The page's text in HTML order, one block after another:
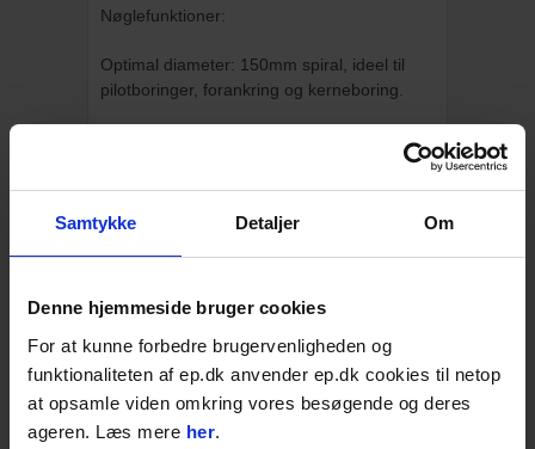
Samtykke Detaljer Om
Denne hjemmeside bruger cookies
For at kunne forbedre brugervenligheden og
funktionaliteten af ep.dk anvender ep.dk cookies til netop
at opsamle viden omkring vores besøgende og deres
ageren. Læs mere her.
Nøglefunktioner:
Optimal diameter: 150mm spiral, ideel til
pilotboringer, forankring og kerneboring.
forstærket aksel giver maksimal holdbarhed.
Kompatibel med ADC-enheder: Udviklet til
at passe direkte til Epirocs S1
bordrivmotorer – nem montering og drift.
Alsidige anvendelser: Perfekt til montering
af hegn, fundamentboringer og
installationsarbejde på steder med
begrænset adgang.
Øg produktiviteten på byggepladsen med